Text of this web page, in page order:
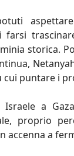
farsi
storica.
cui puntare i
Israele a
proprio
accenna a